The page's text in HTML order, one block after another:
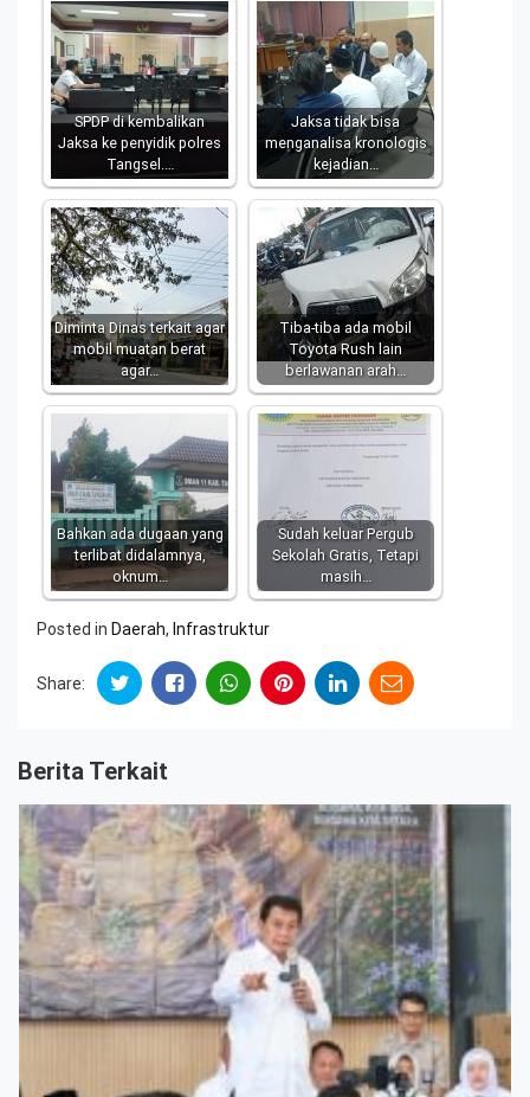
SPDP di kembalikan
Jaksa ke penyidik polres
Tangsel.…
Jaksa tidak bisa
menganalisa kronologis
kejadian…
Diminta Dinas terkait agar
mobil muatan berat
agar…
Tiba-tiba ada mobil
Toyota Rush lain
berlawanan arah…
Bahkan ada dugaan yang
terlibat didalamnya,
oknum…
Sudah keluar Pergub
Sekolah Gratis, Tetapi
masih…
Posted in Daerah, Infrastruktur
Share:
Berita Terkait